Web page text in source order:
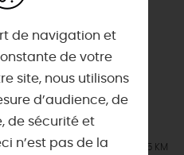
de forêt en
SUR-LOIRE À 4.5 KM
de navigation et
de votre
site, nous utilisons
d’audience, de
de sécurité et
n’est pas de la